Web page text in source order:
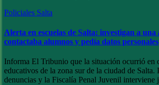
Policiales Salta
Alerta en escuelas de Salta: investigan a una
contactaba alumnos y pedía datos personales
Informa El Tribunio que la situación ocurrió en
educativos de la zona sur de la ciudad de Salta.
denuncias y la Fiscalía Penal Juvenil